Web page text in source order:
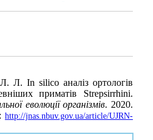
Л. In silico аналіз ортологів
приматів Strepsirrhini.
еволюції організмів. 2020.
http://jnas.nbuv.gov.ua/article/UJRN-